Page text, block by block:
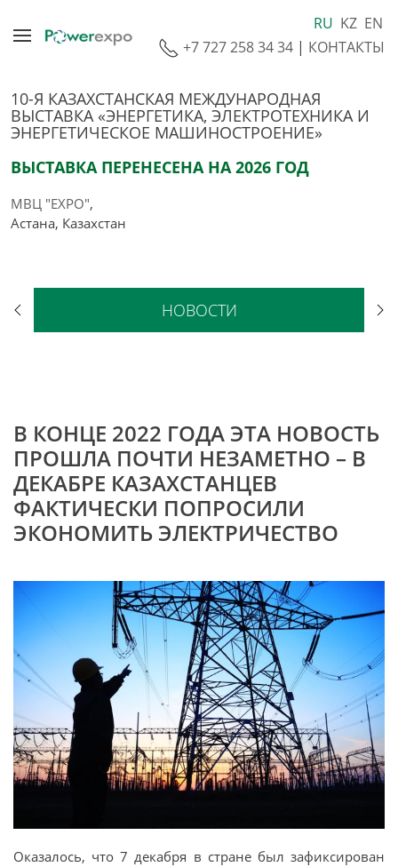
RU KZ EN
+7 727 258 34 34 | КОНТАКТЫ
10-Я КАЗАХСТАНСКАЯ МЕЖДУНАРОДНАЯ
ВЫСТАВКА «ЭНЕРГЕТИКА, ЭЛЕКТРОТЕХНИКА И
ЭНЕРГЕТИЧЕСКОЕ МАШИНОСТРОЕНИЕ»
ВЫСТАВКА ПЕРЕНЕСЕНА НА 2026 ГОД
МВЦ "EXPO",
Астана, Казахстан
НОВОСТИ
В КОНЦЕ 2022 ГОДА ЭТА НОВОСТЬ
ПРОШЛА ПОЧТИ НЕЗАМЕТНО – В
ДЕКАБРЕ КАЗАХСТАНЦЕВ
ФАКТИЧЕСКИ ПОПРОСИЛИ
ЭКОНОМИТЬ ЭЛЕКТРИЧЕСТВО
Оказалось, что 7 декабря в стране был зафиксирован